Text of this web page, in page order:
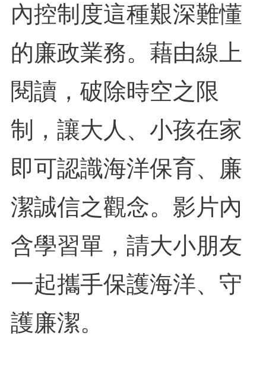
內控制度這種艱深難懂
的廉政業務。藉由線上
閱讀，破除時空之限
制，讓大人、小孩在家
即可認識海洋保育、廉
潔誠信之觀念。影片內
含學習單，請大小朋友
一起攜手保護海洋、守
護廉潔。